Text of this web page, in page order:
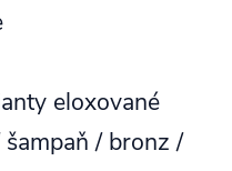
eloxované
/ bronz /